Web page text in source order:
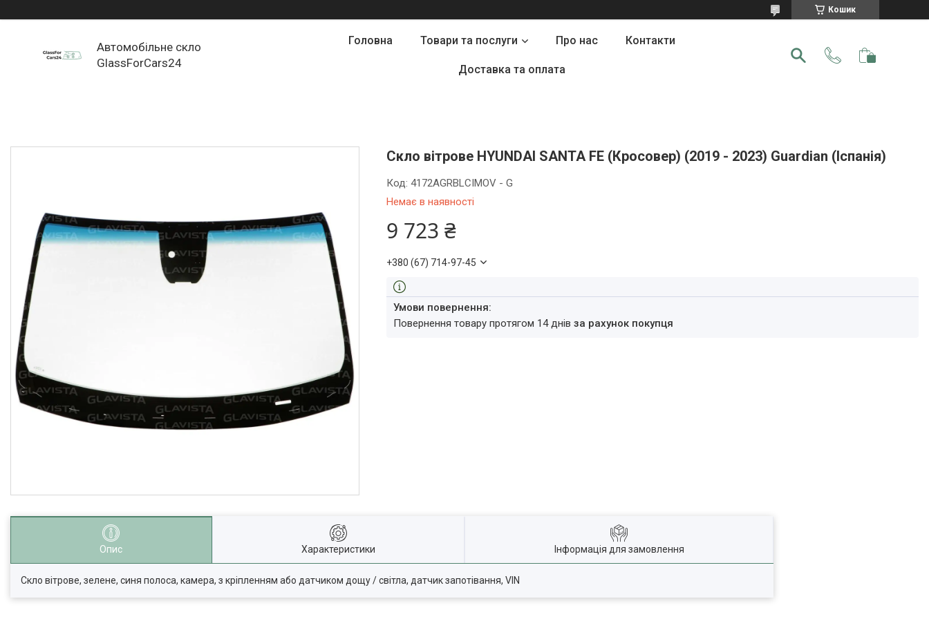
Кошик
Автомобільне скло
GlassForCars24
Головна Товари та послуги Про нас Контакти
Доставка та оплата
Скло вітрове HYUNDAI SANTA FE (Кросовер) (2019 - 2023) Guardian (Іспанія)
Немає в наявності
Код:4172AGRBLCIMOV - G
9 723 ₴
+380 (67) 714-97-45
повернення товару протягом 14 днівза рахунок покупця
Опис Характеристики Інформація для замовлення
Скло вітрове, зелене, синя полоса, камера, з кріпленням або датчиком дощу / світла, датчик запотівання, VIN